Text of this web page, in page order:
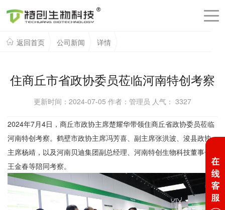
返回首页 公司新闻 详情
住商丘市省政协委员莅临河南特创考察
更新时间：2024-07-05 作者：管理员 人气： 3327
2024年7月4日，商丘市政协主席楚耀华带领住商丘省政协委员莅临
河南特创考察。鹤壁市政协主席冯芳喜、副主席张洪波、浚县政协
主席杨靖，以及河南贝迪集团副总经理、河南特创生物科技董事长
王金春等陪同考察。